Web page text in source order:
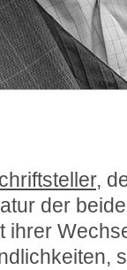
,
der
ihrer